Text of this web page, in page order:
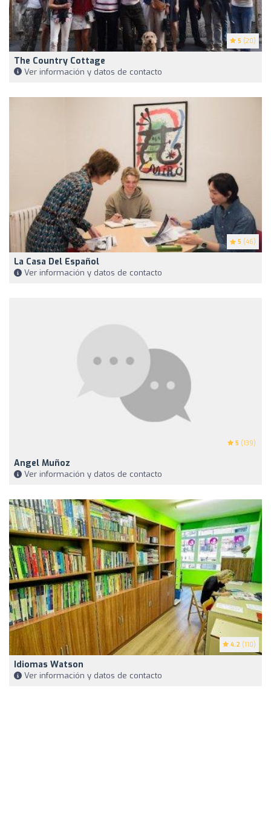
5 (20)
The Country Cottage
Ver información y datos de contacto
5 (46)
La Casa Del Español
Ver información y datos de contacto
5 (139)
Angel Muñoz
Ver información y datos de contacto
4.2 (110)
Idiomas Watson
Ver información y datos de contacto